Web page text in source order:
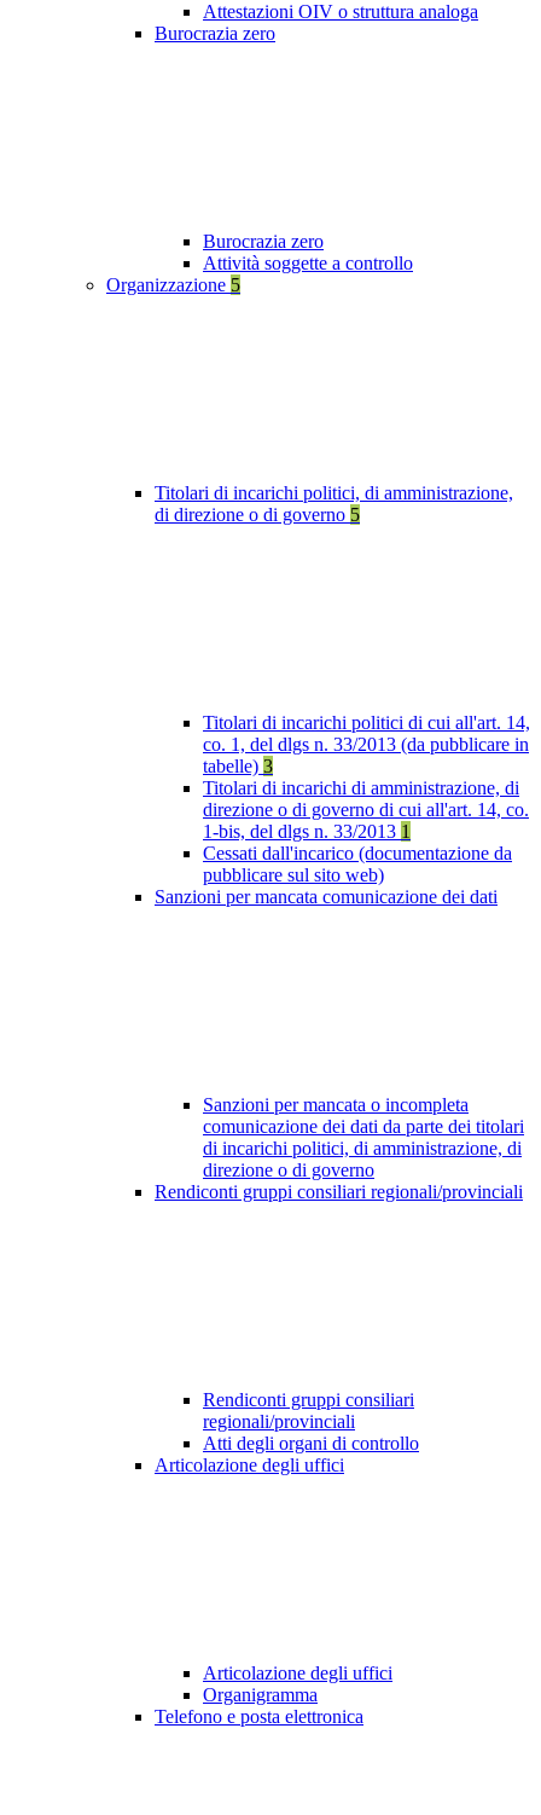
Attestazioni OIV o struttura analoga
Burocrazia zero
Burocrazia zero
Attività soggette a controllo
Organizzazione 5
Titolari di incarichi politici, di amministrazione,
di direzione o di governo 5
Titolari di incarichi politici di cui all'art. 14,
co. 1, del dlgs n. 33/2013 (da pubblicare in
tabelle) 3
Titolari di incarichi di amministrazione, di
direzione o di governo di cui all'art. 14, co.
1-bis, del dlgs n. 33/2013 1
Cessati dall'incarico (documentazione da
pubblicare sul sito web)
Sanzioni per mancata comunicazione dei dati
Sanzioni per mancata o incompleta
comunicazione dei dati da parte dei titolari
di incarichi politici, di amministrazione, di
direzione o di governo
Rendiconti gruppi consiliari regionali/provinciali
Rendiconti gruppi consiliari
regionali/provinciali
Atti degli organi di controllo
Articolazione degli uffici
Articolazione degli uffici
Organigramma
Telefono e posta elettronica